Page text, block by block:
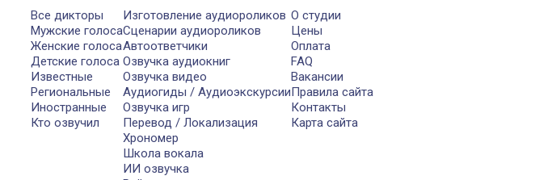
Все дикторы
Мужские голоса
Женские голоса
Детские голоса
Известные
Региональные
Иностранные
Кто озвучил
Изготовление аудиороликов
Сценарии аудиороликов
Автоответчики
Озвучка аудиокниг
Озвучка видео
Аудиогиды / Аудиоэкскурсии
Озвучка игр
Перевод / Локализация
Хрономер
Школа вокала
ИИ озвучка
О студии
Цены
Оплата
FAQ
Вакансии
Правила сайта
Контакты
Карта сайта